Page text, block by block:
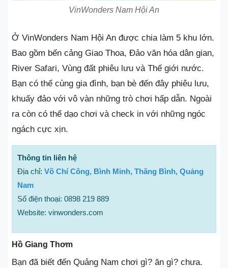
VinWonders Nam Hội An
Ở VinWonders Nam Hội An được chia làm 5 khu lớn.
Bao gồm bến cảng Giao Thoa, Đảo văn hóa dân gian,
River Safari, Vùng đất phiêu lưu và Thế giới nước.
Bạn có thể cùng gia đình, bạn bè đến đây phiêu lưu,
khuấy đảo với vô vàn những trò chơi hấp dẫn. Ngoài
ra còn có thể dạo chơi và check in với những ngóc
ngách cực xịn.
Thông tin liên hệ
Địa chỉ: Võ Chí Công, Bình Minh, Thăng Bình, Quảng
Nam
Số điện thoại: 0898 219 889
Website: vinwonders.com
Hồ Giang Thơm
Bạn đã biết đến Quảng Nam chơi gì? ăn gì? chưa.